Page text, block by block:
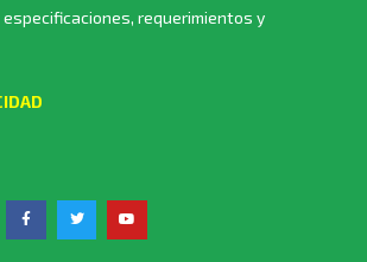
requerimientos y